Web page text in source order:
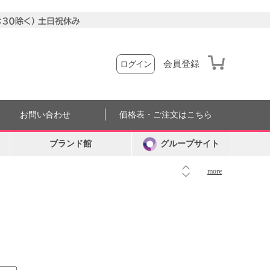
ログイン 会員登録
more
お問い合わせ 価格表・ご注文はこちら
ブランド館 グループサイト